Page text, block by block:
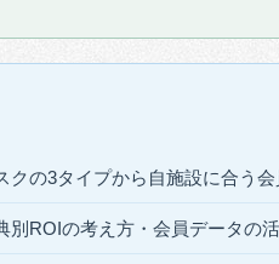
クの3タイプから自施設に合う
別ROIの考え方・会員データの